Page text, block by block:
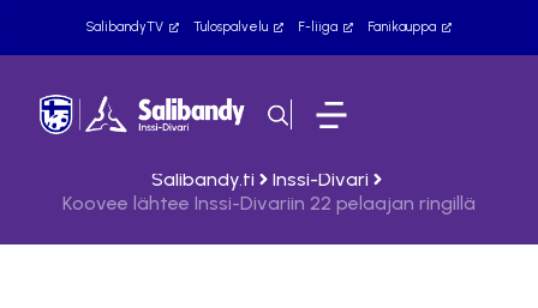
SalibandyTV Tulospalvelu F-liiga Fanikauppa
Salibandy.fi
Inssi-Divari
Koovee lähtee Inssi-Divariin 22 pelaajan ringillä